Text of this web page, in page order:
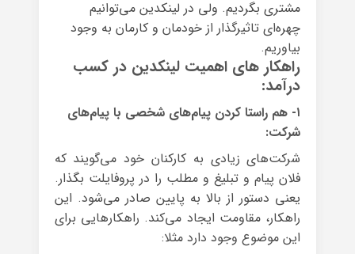
مشتری بگردیم. ولی در لینکدین می‌توانیم
چهره‌ای تاثیرگذار از خودمان و کارمان به وجود
بیاوریم.
راهکار های اهمیت لینکدین در کسب
درآمد:
۱- هم راستا کردن پیام‌های شخصی با پیام‌های
شرکت:
شرکت‌های زیادی به کارکنان خود می‌گویند که
فلان پیام و تبلیغ و مطلب را در پروفایلت بگذار.
یعنی دستور از بالا به پایین صادر می‌شود. این
راهکار، مقاومت ایجاد می‌کند. راهکارهایی برای
این موضوع وجود دارد مثلا: